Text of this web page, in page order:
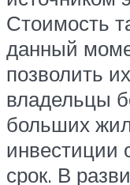
Стоимость
данный
позволить
владельцы
больших
инвестиции
срок. В